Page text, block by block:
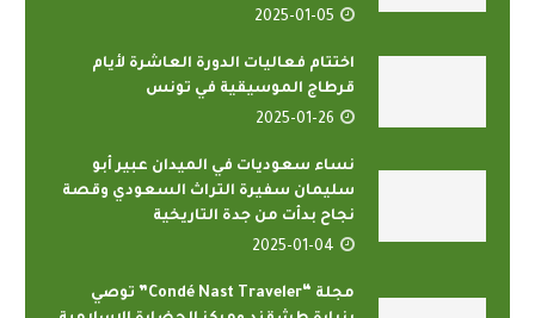
2025-01-05
اختتام فعاليات الدورة العاشرة لأيام
قرطاج الموسيقية في تونس
2025-01-26
نساء سعوديات في الميدان عبير أبو
سليمان سفيرة التراث السعودي وقصة
نجاح بدأت من جدة التاريخية
2025-01-04
مجلة “Condé Nast Traveler” توصي